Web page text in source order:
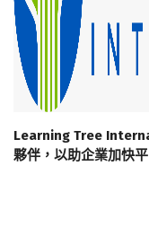
Learning Tree
夥伴，以助企業加快